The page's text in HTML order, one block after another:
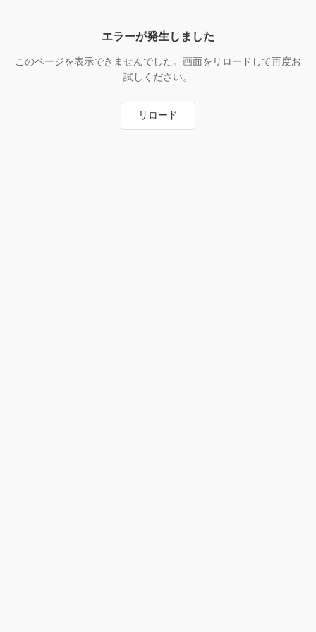
エラーが発生しました
このページを表示できませんでした。画面をリロードして再度お
試しください。
リロード